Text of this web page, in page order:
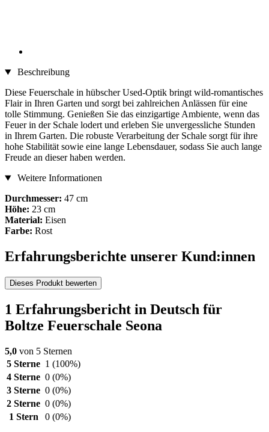
Beschreibung
Diese Feuerschale in hübscher Used-Optik bringt wild-romantisches
Flair in Ihren Garten und sorgt bei zahlreichen Anlässen für eine
tolle Stimmung. Genießen Sie das einzigartige Ambiente, wenn das
Feuer in der Schale lodert und erleben Sie unvergessliche Stunden
in Ihrem Garten. Die robuste Verarbeitung der Schale sorgt für ihre
hohe Stabilität sowie eine lange Lebensdauer, sodass Sie auch lange
Freude an dieser haben werden.
Weitere Informationen
Durchmesser: 47 cm
Höhe: 23 cm
Material: Eisen
Farbe: Rost
Erfahrungsberichte unserer Kund:innen
Dieses Produkt bewerten
1 Erfahrungsbericht in Deutsch für
Boltze Feuerschale Seona
5,0 von 5 Sternen
5 Sterne 1 (100%)
4 Sterne 0 (0%)
3 Sterne 0 (0%)
2 Sterne 0 (0%)
1 Stern
0 (0%)